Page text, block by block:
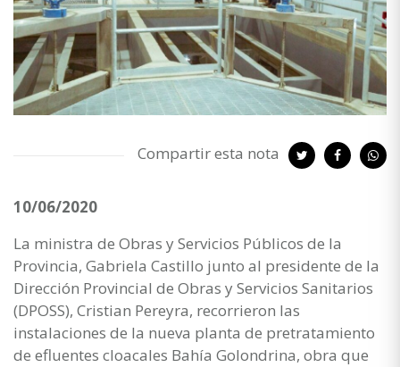
Compartir esta nota
10/06/2020
La ministra de Obras y Servicios Públicos de la
Provincia, Gabriela Castillo junto al presidente de la
Dirección Provincial de Obras y Servicios Sanitarios
(DPOSS), Cristian Pereyra, recorrieron las
instalaciones de la nueva planta de pretratamiento
de efluentes cloacales Bahía Golondrina, obra que